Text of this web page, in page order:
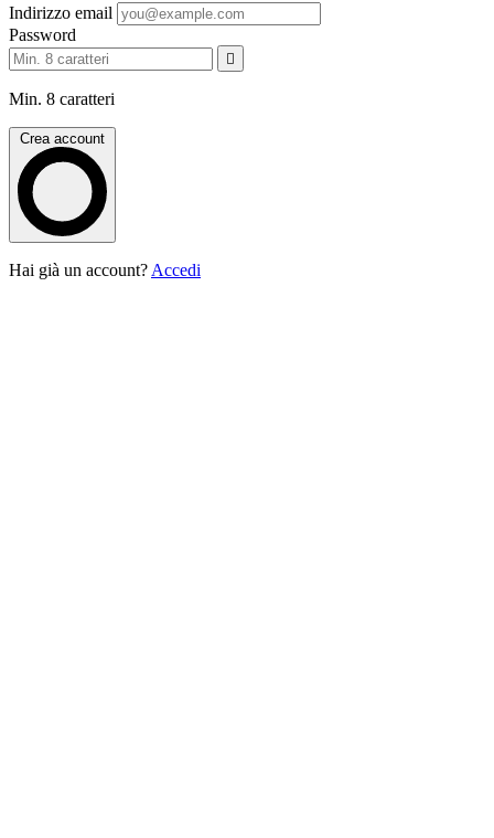
Indirizzo email
Password
Min. 8 caratteri
Crea account
Hai già un account? Accedi